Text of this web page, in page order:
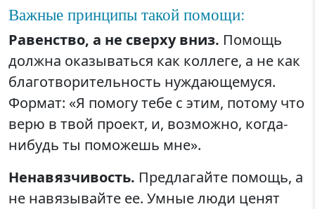
Важные принципы такой помощи:
Равенство, а не сверху вниз. Помощь
должна оказываться как коллеге, а не как
благотворительность нуждающемуся.
Формат: «Я помогу тебе с этим, потому что
верю в твой проект, и, возможно, когда-
нибудь ты поможешь мне».
Ненавязчивость. Предлагайте помощь, а
не навязывайте ее. Умные люди ценят